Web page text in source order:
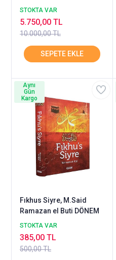
STOKTA VAR
10.000,00 TL
5.750,00 TL
Fıkhus Siyre, M.Said
Ramazan el Buti DÖNEM
STOKTA VAR
500,00 TL
385,00 TL
Aynı
Gün
Kargo